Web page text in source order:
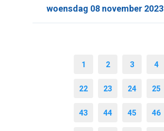
woensdag 08 november 2023
1 2 3 4
22 23 24 25
43 44 45 46